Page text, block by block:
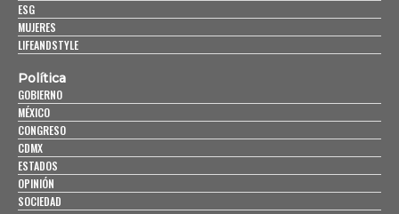
ESG
MUJERES
LIFEANDSTYLE
Política
GOBIERNO
MÉXICO
CONGRESO
CDMX
ESTADOS
OPINIÓN
SOCIEDAD